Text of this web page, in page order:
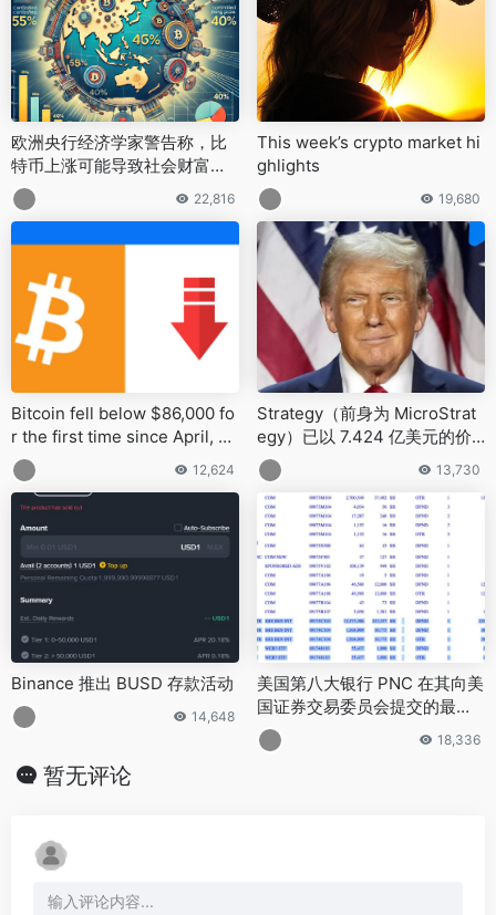
欧洲央行经济学家警告称，比
特币上涨可能导致社会财富不
平等
22,816
This week’s crypto market hi
ghlights
19,680
Bitcoin fell below $86,000 fo
r the first time since April, do
wn about 7.18% on the day an
d 13.5% for the week
12,624
Strategy（前身为 MicroStrat
egy）已以 7.424 亿美元的价
格收购了 7,633 个 BTC
13,730
Binance 推出 BUSD 存款活动
14,648
美国第八大银行 PNC 在其向美
国证券交易委员会提交的最新 1
3F 文件中披露了其对比特币的
投资
18,336
暂无评论